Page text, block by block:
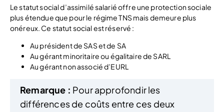
Le statut social d’assimilé salarié offre une protection sociale
plus étendue que pour le régime TNS mais demeure plus
onéreux. Ce statut social est réservé :
Au président de SAS et de SA
Au gérant minoritaire ou égalitaire de SARL
Au gérant non associé d’EURL
Remarque : Pour approfondir les
différences de coûts entre ces deux